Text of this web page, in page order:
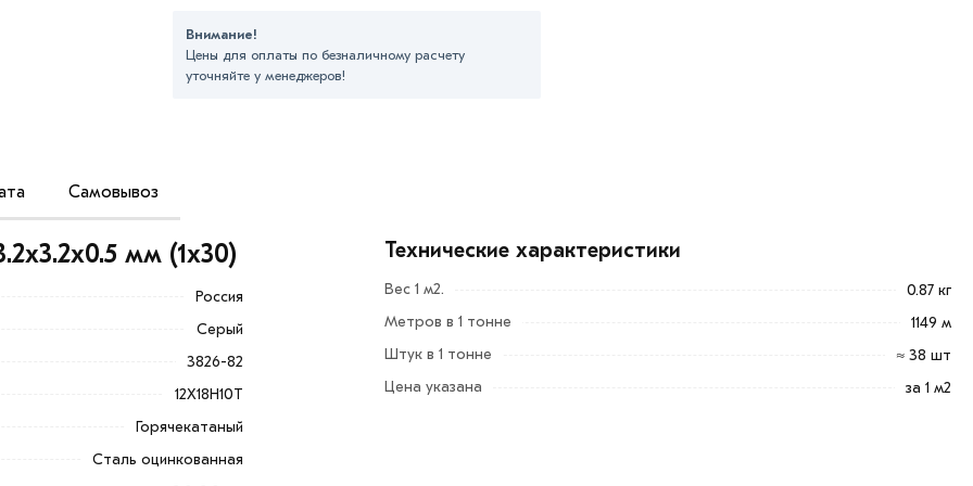
Внимание!
Цены для оплаты по безналичному расчету
уточняйте у менеджеров!
Самовывоз
следующие виды проволоки:
Первая группа применяется для
требования по однородности состава
оборудования и систем очистки
золотодобывающей,
мм (1х30)
Россия
Серый
3826-82
12Х18Н10Т
Горячекатаный
Сталь оцинкованная
Технические характеристики
Вес 1 м2.
0.87 кг
Метров в 1 тонне
1149 м
Штук в 1 тонне
≈ 38 шт
Цена указана
за 1 м2